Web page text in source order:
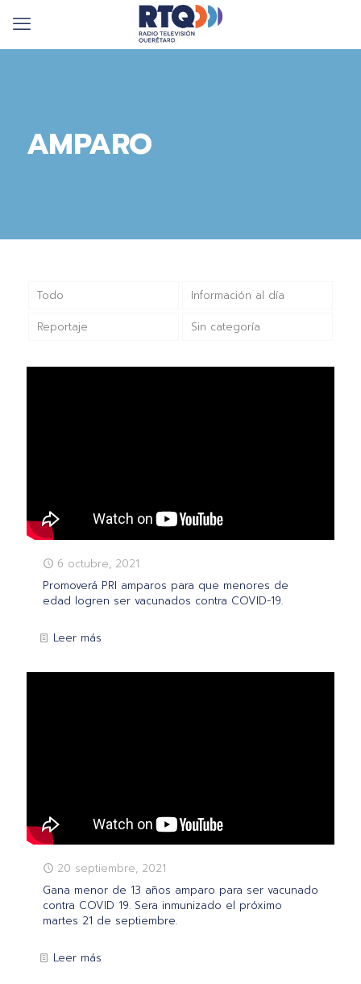
AMPARO
Todo Información al día
Reportaje Sin categoría
6 octubre, 2021
Promoverá PRI amparos para que menores de
edad logren ser vacunados contra COVID-19.
Leer más
20 septiembre, 2021
Gana menor de 13 años amparo para ser vacunado
contra COVID 19. Sera inmunizado el próximo
martes 21 de septiembre.
Leer más